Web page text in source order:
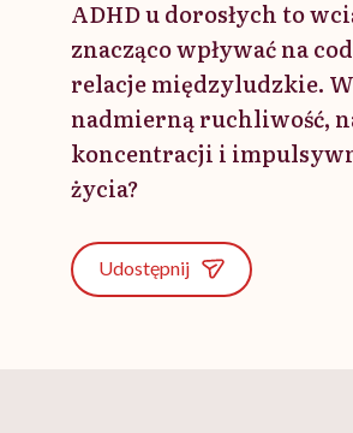
ADHD u dorosłych to
znacząco wpływać na
relacje międzyludzkie.
nadmierną ruchliwość,
koncentracji i
życia?
Udostępnij